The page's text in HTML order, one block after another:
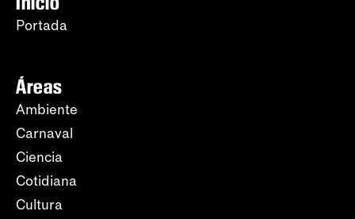
Portada
Áreas
Ambiente
Carnaval
Ciencia
Cotidiana
Cultura